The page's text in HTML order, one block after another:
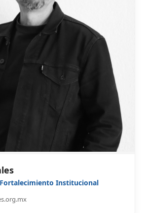
Institucional